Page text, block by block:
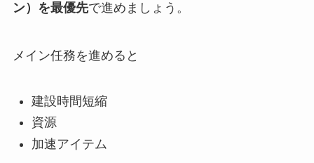
ン）を最優先で進めましょう。
メイン任務を進めると
建設時間短縮
資源
加速アイテム